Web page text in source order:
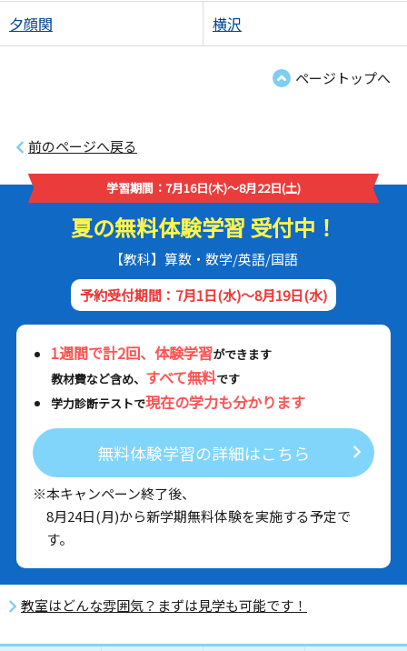
夕顔関 横沢
ページトップへ
前のページへ戻る
学習期間：7月16日(木)～8月22日(土)
夏の無料体験学習 受付中！
【教科】算数・数学/英語/国語
予約受付期間：7月1日(水)～8月19日(水)
1週間で計2回、体験学習ができます
教材費など含め、 すべて無料です
学力診断テストで現在の学力も分かります
無料体験学習の詳細はこちら
※本キャンペーン終了後、
8月24日(月)から新学期無料体験を実施する予定で
す。
教室はどんな雰囲気？まずは見学も可能です！